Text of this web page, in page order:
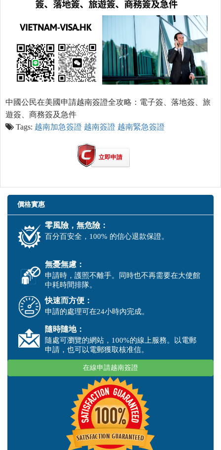
中國公民在美國申請越南簽證全攻略：電子簽、落地簽、旅
遊簽、商務簽及急件
Tags: 越南加急簽證 越南簽證 越南緊急簽證
立即申請
價格實惠
零風險，無危險：
百分百安全，100% 的信心退款保證。
無憂無慮：
申請時，護照不離手。同時也不再需要在大使館
中耗時間排隊。
快速而方便：
申請的處理可在24小時內完成。
隨時隨地：
隨處可瀏覽的網站，100%的線上服務。以電郵
申請，也可以電郵獲取核准信。
在線申請越南簽證